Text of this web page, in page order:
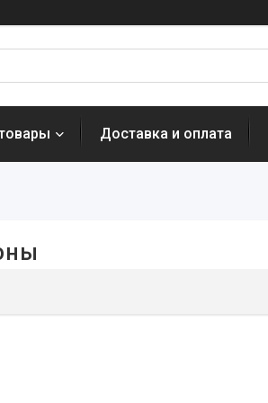
Доставка и оплата